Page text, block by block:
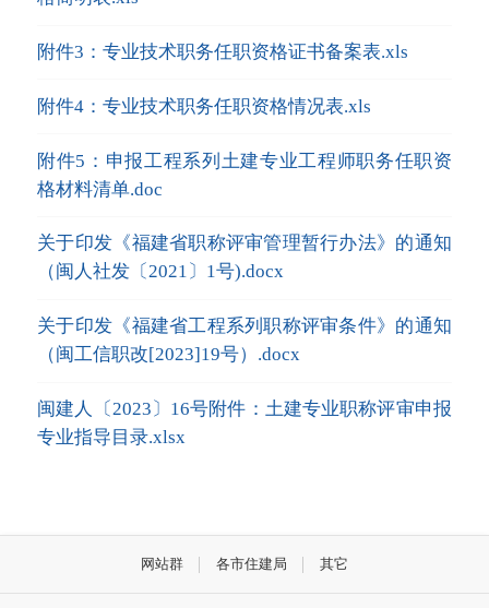
附件3：专业技术职务任职资格证书备案表.xls
附件4：专业技术职务任职资格情况表.xls
附件5：申报工程系列土建专业工程师职务任职资
格材料清单.doc
关于印发《福建省职称评审管理暂行办法》的通知
（闽人社发〔2021〕1号).docx
关于印发《福建省工程系列职称评审条件》的通知
（闽工信职改[2023]19号）.docx
闽建人〔2023〕16号附件：土建专业职称评审申报
专业指导目录.xlsx
网站群 各市住建局 其它